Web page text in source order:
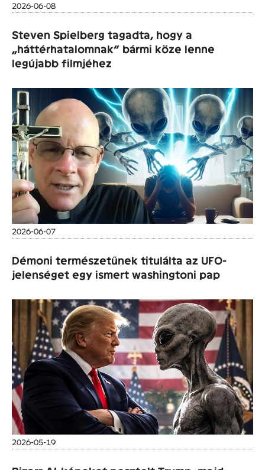
2026-06-08
Steven Spielberg tagadta, hogy a
„háttérhatalomnak” bármi köze lenne
legújabb filmjéhez
2026-06-07
Démoni természetűnek titulálta az UFO-
jelenséget egy ismert washingtoni pap
2026-05-19